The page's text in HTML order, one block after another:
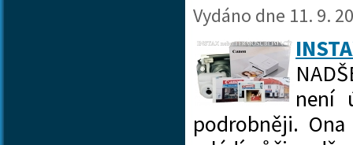
Vydáno dne 11. 9.
není
podrobněji.